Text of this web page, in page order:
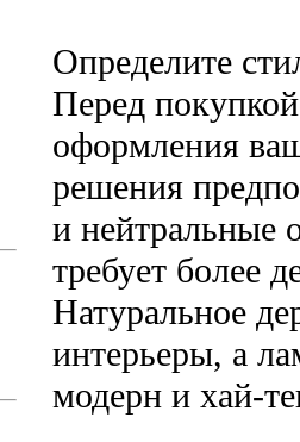
Определите
Перед
оформления
решения
и нейтральные
требует более
Натуральное
интерьеры, а
модерн и хай-